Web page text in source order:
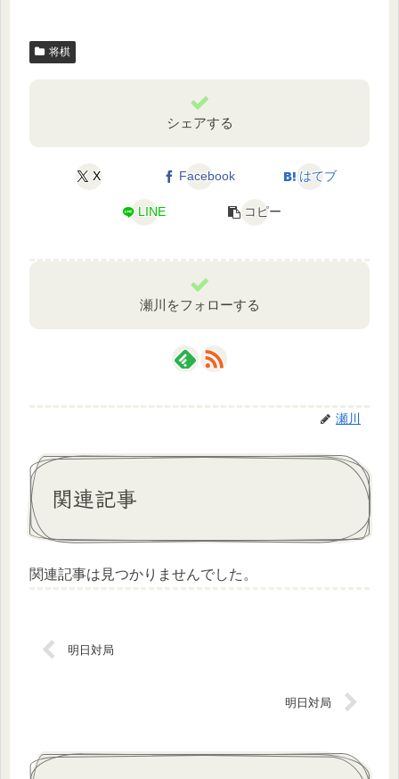
将棋
シェアする
X Facebook はてブ
LINE コピー
瀬川をフォローする
瀬川
関連記事
関連記事は見つかりませんでした。
明日対局
明日対局